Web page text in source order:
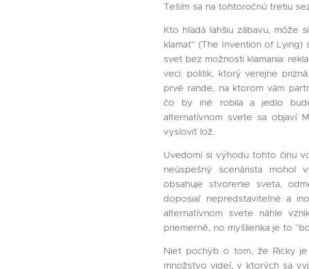
Teším sa na tohtoročnú tretiu
Kto hľadá ľahšiu zábavu, môže
klamať" (The Invention of
svet bez možnosti klamania:
veci; politik, ktorý verejne
prvé rande, na ktorom vám
čo by iné robila a jedlo
alternatívnom svete sa objaví
vysloviť lož. 🤥
Uvedomí si výhodu tohto činu
neúspešný scenárista
obsahuje stvorenie sveta,
doposiaľ nepredstaviteľné a
alternatívnom svete náhle
priemerné, no myšlienka je to
Niet pochýb o tom, že Ricky je
množstvo videí, v ktorých sa